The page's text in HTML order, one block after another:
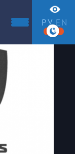
РУ EN